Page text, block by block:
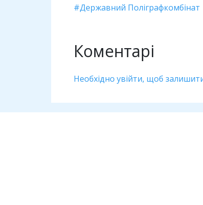
Державний Поліграфкомбінат
Коментарі
Необхідно увійти, щоб